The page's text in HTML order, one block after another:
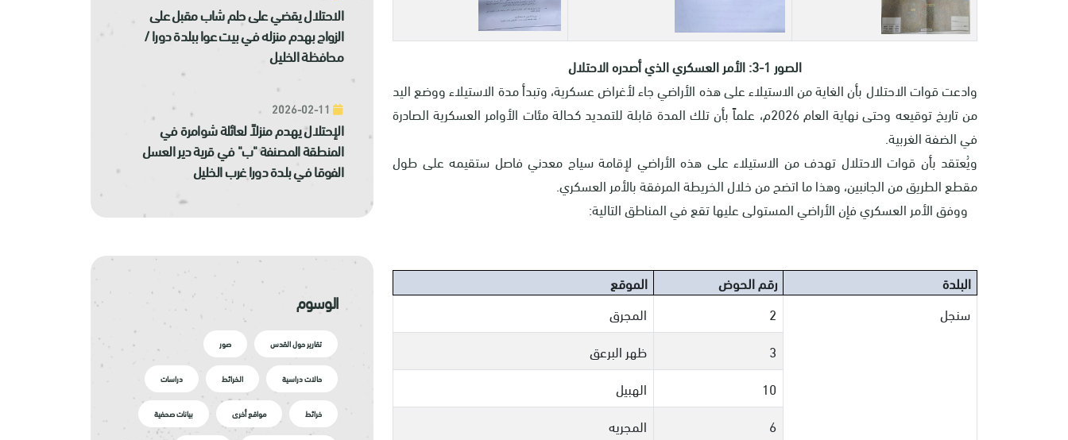
الصور 1-3: الأمر العسكري الذي أصدره الاحتلال
وادعت قوات الاحتلال بأن الغاية من الاستيلاء على هذه الأراضي جاء لأغراض عسكرية، وتبدأ مدة الاستيلاء ووضع اليد
من تاريخ توقيعه وحتى نهاية العام 2026م، علماً بأن تلك المدة قابلة للتمديد كحالة مئات الأوامر العسكرية الصادرة
في الضفة الغربية.
ويُعتقد بأن قوات الاحتلال تهدف من الاستيلاء على هذه الأراضي لإقامة سياج معدني فاصل ستقيمه على طول
مقطع الطريق من الجانبين، وهذا ما اتضح من خلال الخريطة المرفقة بالأمر العسكري.
ووفق الأمر العسكري فإن الأراضي المستولى عليها تقع في المناطق التالية:
البلدة رقم الحوض
الموقع
سنجل
2
المجرق
3
ظهر البرعق
10
الهبيل
6
المجريه
الاحتلال يقضي على حلم شاب مقبل على
الزواج بهدم منزله في بيت عوا ببلدة دورا /
محافظة الخليل
الإحتلال يهدم منزلاً لعائلة شوامرة في
المنطقة المصنفة "ب" في قرية دير العسل
الفوقا في بلدة دورا غرب الخليل
الوسوم
تقارير حول القدس صور
حالات دراسية الخرائط دراسات
خرائط مواقع أخرى بيانات صحفية